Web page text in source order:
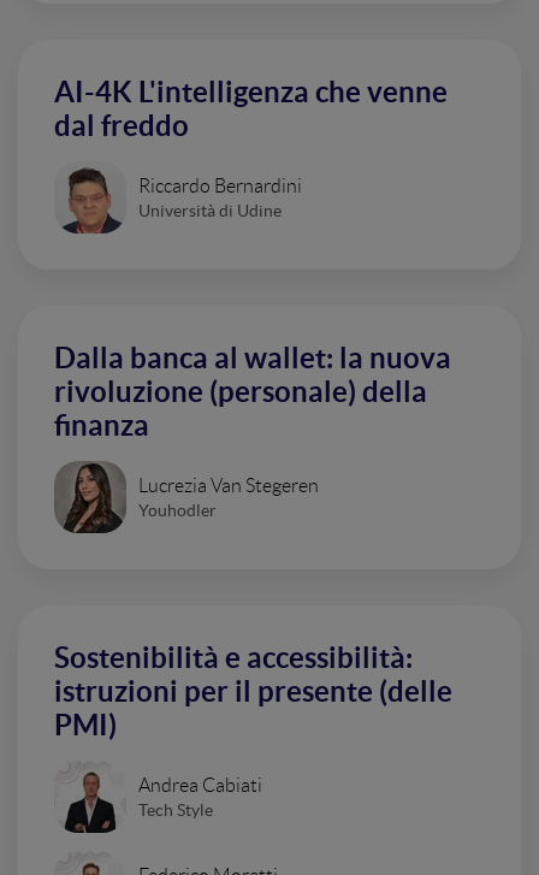
AI-4K L'intelligenza che venne
dal freddo
Riccardo Bernardini
Università di Udine
Dalla banca al wallet: la nuova
rivoluzione (personale) della
finanza
Lucrezia Van Stegeren
Youhodler
Sostenibilità e accessibilità:
istruzioni per il presente (delle
PMI)
Andrea Cabiati
Tech Style